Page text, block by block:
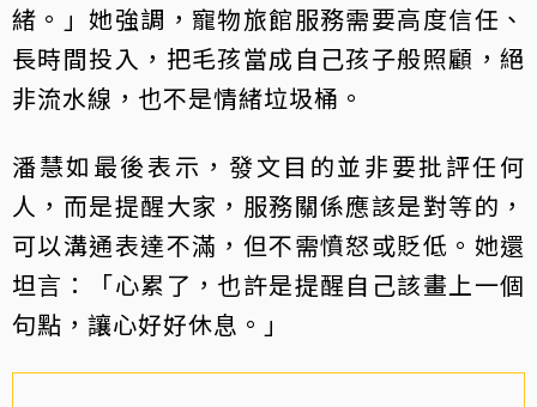
緒。」她強調，寵物旅館服務需要高度信任、
長時間投入，把毛孩當成自己孩子般照顧，絕
非流水線，也不是情緒垃圾桶。
潘慧如最後表示，發文目的並非要批評任何
人，而是提醒大家，服務關係應該是對等的，
可以溝通表達不滿，但不需憤怒或貶低。她還
坦言：「心累了，也許是提醒自己該畫上一個
句點，讓心好好休息。」